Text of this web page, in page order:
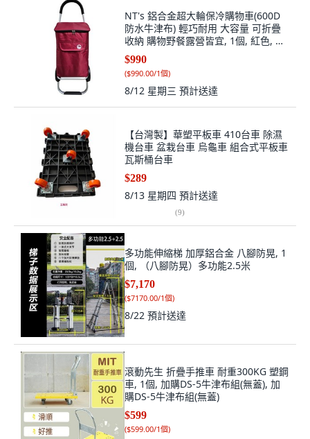
NT's 鋁合金超大輪保冷購物車(600D
防水牛津布) 輕巧耐用 大容量 可折疊
收納 購物野餐露營皆宜, 1個, 紅色, 紅
色
$990
($990.00/1個)
8/12 星期三 預計送達
【台灣製】華塑平板車 410台車 除濕
機台車 盆栽台車 烏龜車 組合式平板車
瓦斯桶台車
$289
8/13 星期四 預計送達
(9)
多功能伸縮梯 加厚鋁合金 八腳防晃, 1
個, （八腳防晃）多功能2.5米
$7,170
($7170.00/1個)
8/22 預計送達
滾動先生 折疊手推車 耐重300KG 塑鋼
車, 1個, 加購DS-5牛津布組(無蓋), 加
購DS-5牛津布組(無蓋)
$599
($599.00/1個)